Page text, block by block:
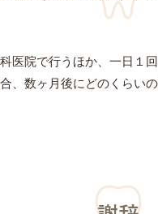
医院で行うほか、一日１
、数ヶ月後にどのくらい